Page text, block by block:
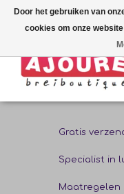
Gratis
Specialist in
Maatregelen
Door het gebruiken van
cookies om onze